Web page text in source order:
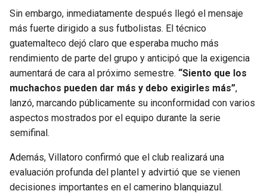
Sin embargo, inmediatamente después llegó el mensaje
más fuerte dirigido a sus futbolistas. El técnico
guatemalteco dejó claro que esperaba mucho más
rendimiento de parte del grupo y anticipó que la exigencia
aumentará de cara al próximo semestre. “Siento que los
muchachos pueden dar más y debo exigirles más”,
lanzó, marcando públicamente su inconformidad con varios
aspectos mostrados por el equipo durante la serie
semifinal.
Además, Villatoro confirmó que el club realizará una
evaluación profunda del plantel y advirtió que se vienen
decisiones importantes en el camerino blanquiazul.